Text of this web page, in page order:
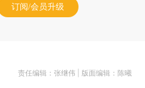
订阅/会员升级
责任编辑：张继伟 | 版面编辑：陈曦